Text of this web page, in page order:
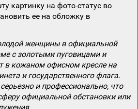
картинку на фото-статус во
ее на обложку в
женщины в официальной
с золотыми пуговицами и
в кожаном офисном кресле на
и государственного флага.
и профессионально, что
официальной обстановки или